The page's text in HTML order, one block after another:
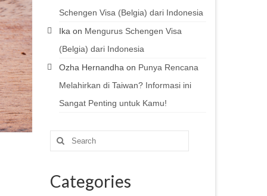
Schengen Visa (Belgia) dari Indonesia
Ika on Mengurus Schengen Visa
(Belgia) dari Indonesia
Ozha Hernandha on Punya Rencana
Melahirkan di Taiwan? Informasi ini
Sangat Penting untuk Kamu!
Search
for:
Categories